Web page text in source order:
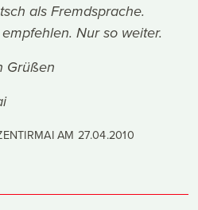
als Fremdsprache.
Nur so weiter.
Grüßen
AM27.04.2010